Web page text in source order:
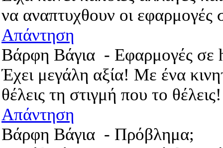
να αναπτυχθουν οι εφαρμογές
Απάντηση
Βάρφη Βάγια - Εφαρμογές σε
Έχει μεγάλη αξία! Με ένα
θέλεις τη στιγμή που το
Απάντηση
Βάρφη Βάγια - Πρόβλημα;